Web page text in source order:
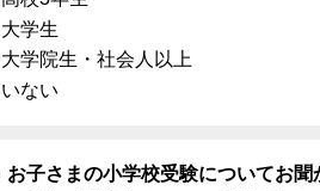
大学生
大学院生・社会人以上
いない
お子さまの小学校受験についてお